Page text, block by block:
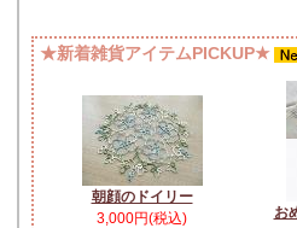
★新着雑貨アイテムPICKUP★
朝顔のドイリー
3,000円(税込)
お